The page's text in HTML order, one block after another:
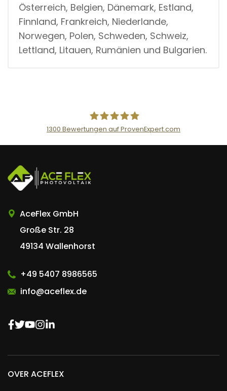
Österreich, Belgien, Dänemark, Estland,
Finnland, Frankreich, Niederlande,
Norwegen, Polen, Schweden, Schweiz,
Lettland, Litauen, Rumänien und Bulgarien.
AceFlex GmbH
1300 Bewertungen auf ProvenExpert.com
AceFlex GmbH
Große Str. 28
49134 Wallenhorst
+49 5407 8986565
info@aceflex.de
OVER ACEFLEX